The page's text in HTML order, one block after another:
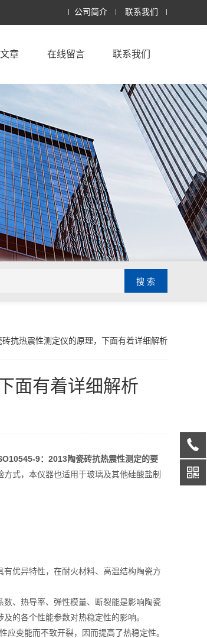
公司简介 联系我们
章 在线留言 联系我们
抗热震性测定仪的原理，下面有着详细解析
面有着详细解析
9：2013陶瓷砖抗热震性测定的要
式，本仪器也适用于玻璃及其他硅酸盐制
优异特性，在耐火材料、高温结构陶瓷方
、热导率、弹性模量、断裂能是影响陶瓷
的各个性能参数对热稳定性的影响。
变能而不致开裂，因而提高了热稳定性。